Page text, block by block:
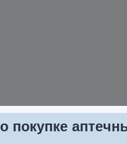
покупке